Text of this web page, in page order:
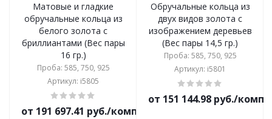
Матовые и гладкие
обручальные кольца из
белого золота с
бриллиантами (Вес пары
16 гр.)
Проба: 585, 750, 925
Артикул: i5805
от 191 697.41 руб./комплект
Обручальные кольца из
двух видов золота с
изображением деревьев
(Вес пары 14,5 гр.)
Проба: 585, 750, 925
Артикул: i5801
от 151 144.98 руб./